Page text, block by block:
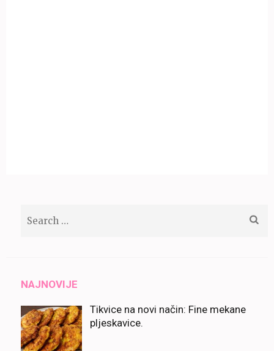
NAJNOVIJE
Tikvice na novi način: Fine mekane
pljeskavice.